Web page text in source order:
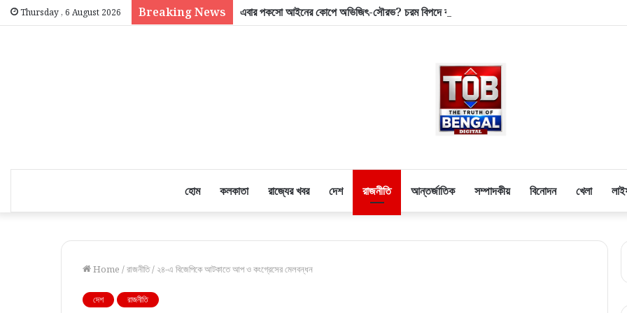
Thursday , 6 August 2026 Breaking News এবার পকসো আইনের কোপে অভিজিৎ-সৌরভ? চরম বিপদে ককরোচ জনতা পার্টির শীর্ষ নেতৃত্ব!
হোম কলকাতা রাজ্যের খবর দেশ রাজনীতি আন্তর্জাতিক সম্পাদকীয় বিনোদন খেলা
Home /রাজনীতি/ ২৪-এ বিজেপিকে আটকাতে আপ ও কংগ্রেসের মেলবন্ধন
দেশ রাজনীতি